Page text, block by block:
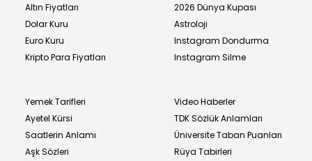
Altın Fiyatları
Dolar Kuru
Euro Kuru
Kripto Para Fiyatları
2026 Dünya Kupası
Astroloji
Instagram Dondurma
Instagram Silme
Yemek Tarifleri
Ayetel Kürsi
Saatlerin Anlamı
Aşk Sözleri
Video Haberler
TDK Sözlük Anlamları
Üniversite Taban Puanları
Rüya Tabirleri